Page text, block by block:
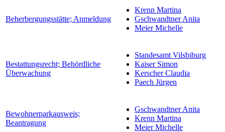
Beherbergungsstätte; Anmeldung
Krenn Martina
Gschwandtner Anita
Meier Michelle
Bestattungsrecht; Behördliche
Überwachung
Standesamt Vilsbiburg
Kaiser Simon
Kerscher Claudia
Paech Jürgen
Bewohnerparkausweis;
Beantragung
Gschwandtner Anita
Krenn Martina
Meier Michelle